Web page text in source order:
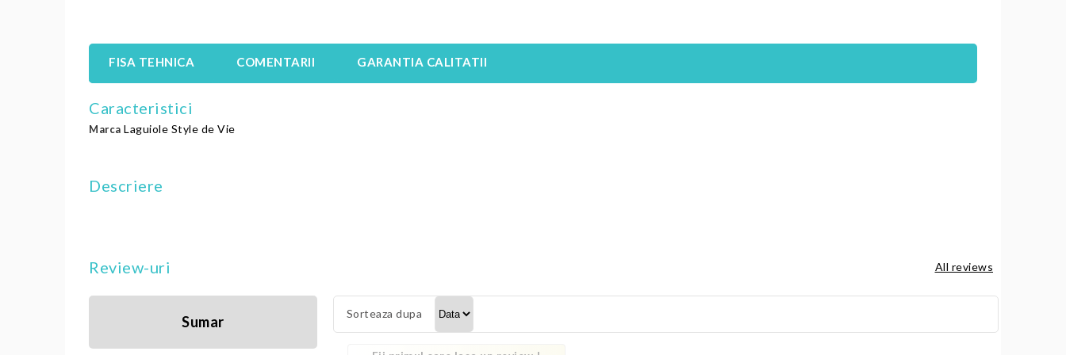
FISA TEHNICA COMENTARII GARANTIA CALITATII
Caracteristici
Marca Laguiole Style de Vie
Descriere
Review-uri All reviews
Sumar Sorteaza dupa